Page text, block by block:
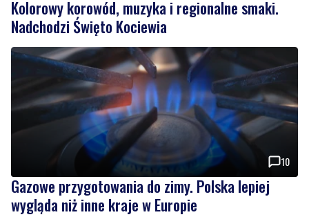
Kolorowy korowód, muzyka i regionalne smaki.
Nadchodzi Święto Kociewia
10
Gazowe przygotowania do zimy. Polska lepiej
wygląda niż inne kraje w Europie